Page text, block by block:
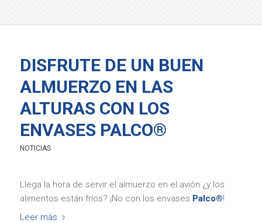
DISFRUTE DE UN BUEN
ALMUERZO EN LAS
ALTURAS CON LOS
ENVASES PALCO®
NOTICIAS
Llega la hora de servir el almuerzo en el avión ¿y los
alimentos están fríos? ¡No con los envases Palco®!
Leer más